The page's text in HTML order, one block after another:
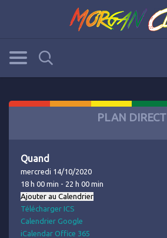
PLAN DIRECT
Quand
mercredi 14/10/2020
18 h 00 min - 22 h 00 min
Ajouter au Calendrier
Télécharger ICS
Calendrier Google
iCalendar Office 365